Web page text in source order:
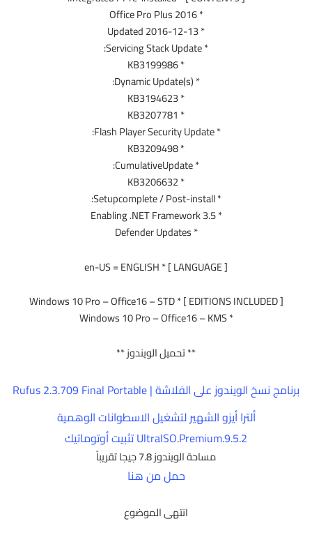
* Office Pro Plus 2016
* Updated 2016-12-13
* Servicing Stack Update:
* KB3199986
* Dynamic Update(s):
* KB3194623
* KB3207781
* Flash Player Security Update:
* KB3209498
* CumulativeUpdate:
* KB3206632
* Setupcomplete / Post-install:
* Enabling .NET Framework 3.5
* Defender Updates
[ LANGUAGE ] * en-US = ENGLISH
[ EDITIONS INCLUDED ] * Windows 10 Pro – Office16 – STD
* Windows 10 Pro – Office16 – KMS
** تحميل الويندوز **
برنامج نسخ الويندوز على الفلاشة | Rufus 2.3.709 Final Portable
ألترا أيزو الشهير لتشغيل الاسطوانات الوهمية
UltraISO.Premium.9.5.2 تثبيت أوتوماتيك
مساحة الويندوز 7.8 جيجا تقريباً
حمل من هنا
انتهى الموضوع